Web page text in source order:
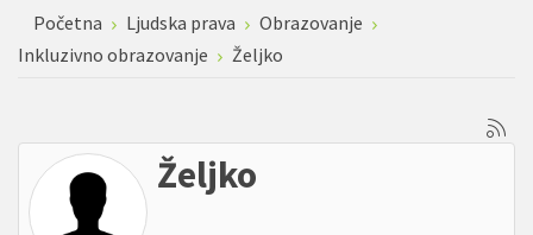
Početna Ljudska prava
Obrazovanje
Inkluzivno obrazovanje
Željko
Željko